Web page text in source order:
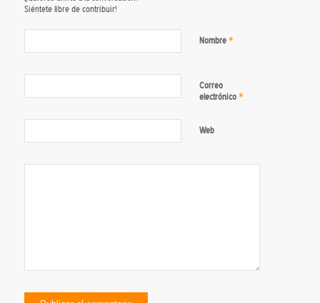
Siéntete libre de contribuir!
Nombre *
Correo
electrónico *
Web